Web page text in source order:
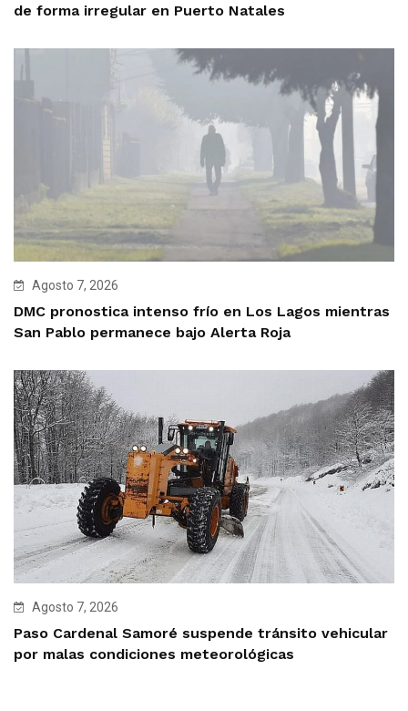
de forma irregular en Puerto Natales
Agosto 7, 2026
DMC pronostica intenso frío en Los Lagos mientras
San Pablo permanece bajo Alerta Roja
Agosto 7, 2026
Paso Cardenal Samoré suspende tránsito vehicular
por malas condiciones meteorológicas